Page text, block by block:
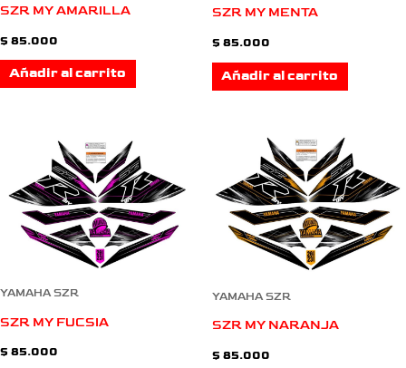
SZR MY AMARILLA
$ 85.000
Añadir al carrito
SZR MY MENTA
$ 85.000
Añadir al carrito
YAMAHA SZR
SZR MY FUCSIA
$ 85.000
YAMAHA SZR
SZR MY NARANJA
$ 85.000